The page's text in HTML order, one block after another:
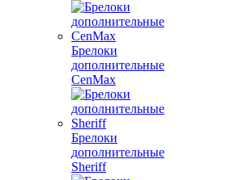
Брелоки
дополнительные
CenMax
Брелоки
дополнительные
Sheriff